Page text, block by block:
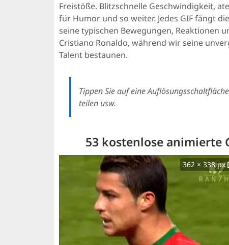
Freistöße. Blitzschnelle Geschwindigkeit,
für Humor und so weiter. Jedes GIF fängt
seine typischen Bewegungen, Reaktionen
Cristiano Ronaldo, während wir seine
Talent bestaunen.
Tippen Sie auf eine
teilen usw.
53 kostenlose animierte
362 × 338 px